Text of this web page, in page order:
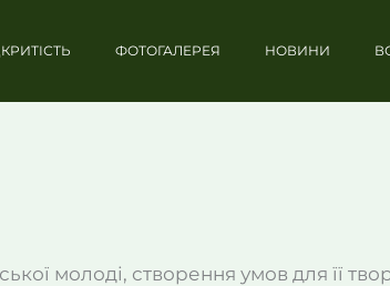
ФОТОГАЛЕРЕЯ НОВИНИ
молоді, створення умов для її